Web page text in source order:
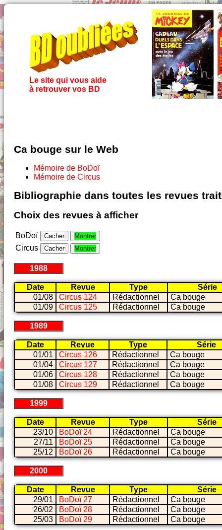
Le site qui vous aide
à retrouver vos BD
Ca bouge sur le Web
Mémoire de BoDoï
Mémoire de Circus
Bibliographie dans toutes les revues
Choix des revues à afficher
BoDoï Cacher Montrer
Circus Cacher Montrer
1988
Date Revue Type
Série
01/08
Circus 124 Rédactionnel
Ca bouge
01/09
Circus 125 Rédactionnel Ca bouge
1989
Date Revue Type
Série
01/01
Circus 126 Rédactionnel
Ca bouge
01/04
Circus 127 Rédactionnel
Ca bouge
01/06
Circus 128 Rédactionnel
Ca bouge
01/08
Circus 129 Rédactionnel Ca bouge
1999
Date Revue Type
Série
23/10
BoDoï 24 Rédactionnel
Ca bouge
27/11
BoDoï 25 Rédactionnel
Ca bouge
25/12
BoDoï 26 Rédactionnel Ca bouge
2000
Date Revue Type
Série
29/01
BoDoï 27 Rédactionnel
Ca bouge
26/02
BoDoï 28 Rédactionnel
Ca bouge
25/03
BoDoï 29 Rédactionnel Ca bouge